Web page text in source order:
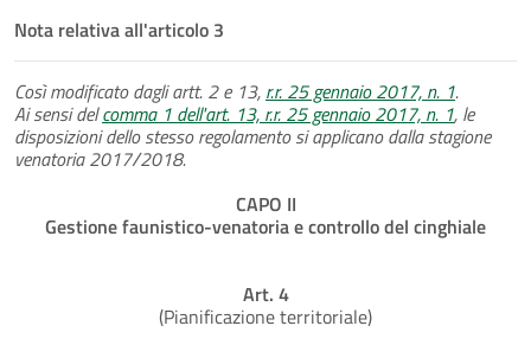
Nota relativa all'articolo 3
Così modificato dagli artt. 2 e 13, r.r. 25 gennaio 2017, n. 1.
Ai sensi delcomma 1 dell'art. 13, r.r. 25 gennaio 2017, n. 1, le
disposizioni dello stesso regolamento si applicano dalla stagione
venatoria 2017/2018.
CAPO II
Gestione faunistico-venatoria e controllo del cinghiale
Art. 4
(Pianificazione territoriale)